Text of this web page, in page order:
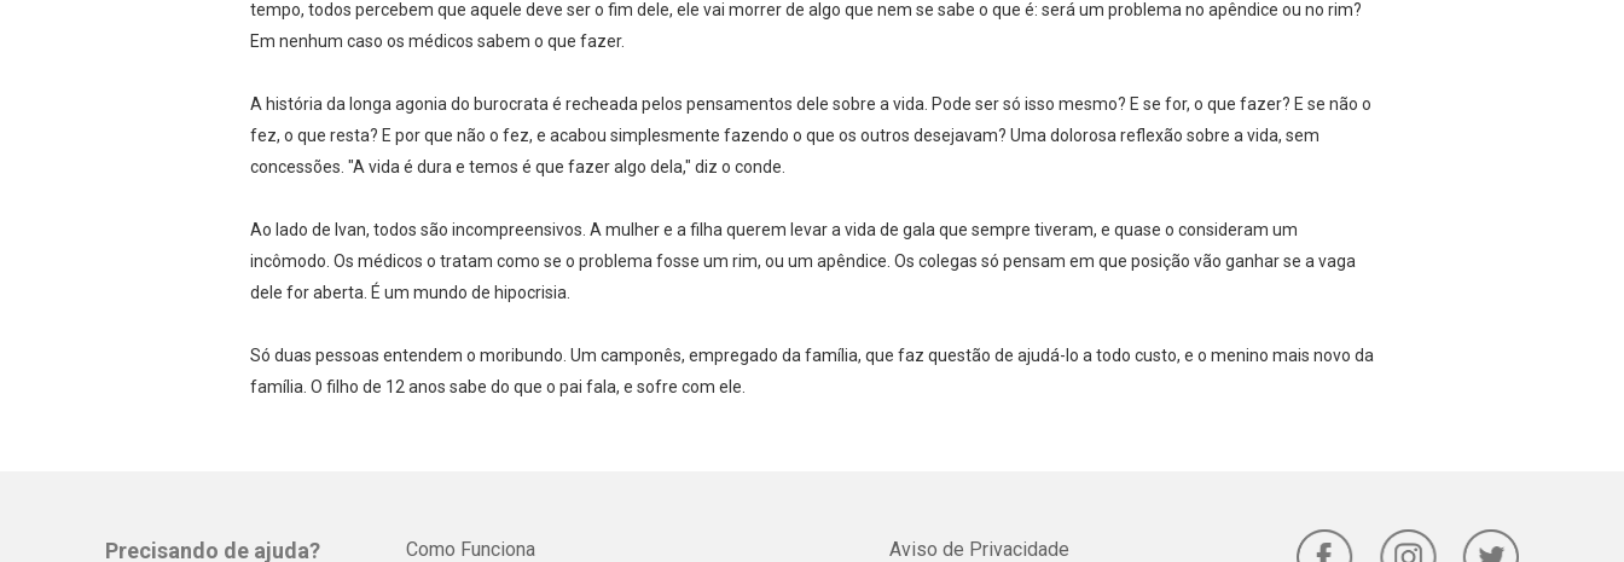
tempo, todos percebem que aquele deve ser o fim dele, ele vai morrer de algo que nem se sabe o que é: será um problema no apêndice ou no rim?
Em nenhum caso os médicos sabem o que fazer.
A história da longa agonia do burocrata é recheada pelos pensamentos dele sobre a vida. Pode ser só isso mesmo? E se for, o que fazer? E se não o
fez, o que resta? E por que não o fez, e acabou simplesmente fazendo o que os outros desejavam? Uma dolorosa reflexão sobre a vida, sem
concessões. "A vida é dura e temos é que fazer algo dela," diz o conde.
Ao lado de Ivan, todos são incompreensivos. A mulher e a filha querem levar a vida de gala que sempre tiveram, e quase o consideram um
incômodo. Os médicos o tratam como se o problema fosse um rim, ou um apêndice. Os colegas só pensam em que posição vão ganhar se a vaga
dele for aberta. É um mundo de hipocrisia.
Só duas pessoas entendem o moribundo. Um camponês, empregado da família, que faz questão de ajudá-lo a todo custo, e o menino mais novo da
família. O filho de 12 anos sabe do que o pai fala, e sofre com ele.
Precisando de ajuda? Como Funciona Aviso de Privacidade